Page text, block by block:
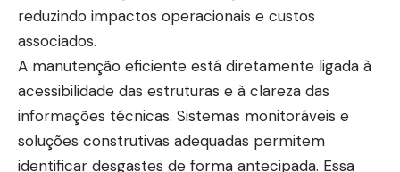
reduzindo impactos operacionais e custos
associados.
A manutenção eficiente está diretamente ligada à
acessibilidade das estruturas e à clareza das
informações técnicas. Sistemas monitoráveis e
soluções construtivas adequadas permitem
identificar desgastes de forma antecipada. Essa